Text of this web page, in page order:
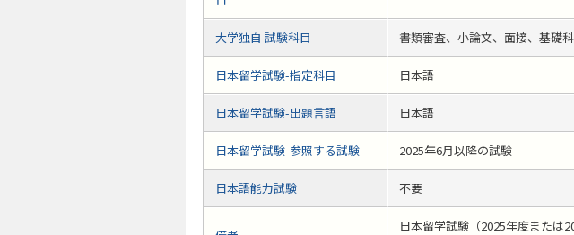
大学独自 試験科目 書類審査、小論文、面接、基礎
日本留学試験-指定科目 日本語
日本留学試験-出題言語 日本語
日本留学試験-参照する試験 2025年6月以降の試験
日本語能力試験 不要
日本留学試験（2025年度または